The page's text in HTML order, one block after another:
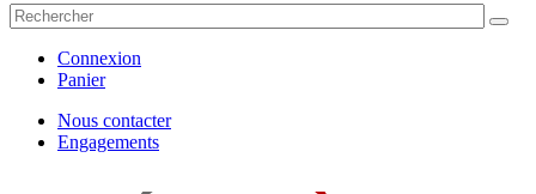
Connexion
Panier
Nous contacter
Engagements